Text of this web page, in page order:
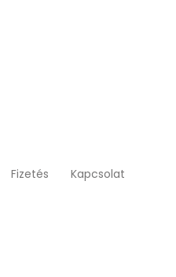
Fizetés Kapcsolat